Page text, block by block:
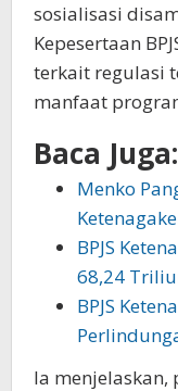
sosialisasi
Kepesertaan
terkait regulasi
manfaat
Baca Juga:
Menko
BPJS
68,24
BPJS
Ia